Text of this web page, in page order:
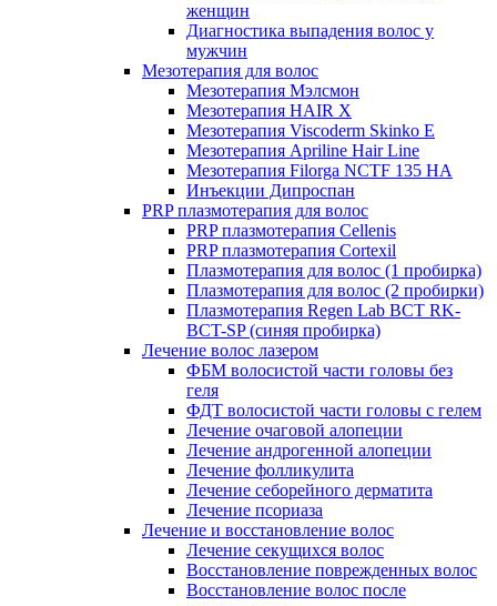
женщин
Диагностика выпадения волос у
мужчин
Мезотерапия для волос
Мезотерапия Мэлсмон
Мезотерапия HAIR X
Мезотерапия Viscoderm Skinko E
Мезотерапия Apriline Hair Line
Мезотерапия Filorga NCTF 135 HA
Инъекции Дипроспан
PRP плазмотерапия для волос
PRP плазмотерапия Cellenis
PRP плазмотерапия Cortexil
Плазмотерапия для волос (1 пробирка)
Плазмотерапия для волос (2 пробирки)
Плазмотерапия Regen Lab BCT RK-
BCT-SP (синяя пробирка)
Лечение волос лазером
ФБМ волосистой части головы без
геля
ФДТ волосистой части головы с гелем
Лечение очаговой алопеции
Лечение андрогенной алопеции
Лечение фолликулита
Лечение себорейного дерматита
Лечение псориаза
Лечение и восстановление волос
Лечение секущихся волос
Восстановление поврежденных волос
Восстановление волос после